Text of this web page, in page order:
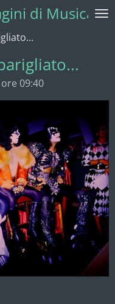
di Musica
09:40